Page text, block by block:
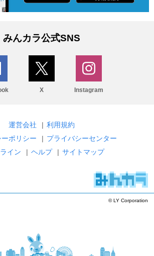
みんカラ公式SNS
X Instagram
運営会社 | 利用規約
ポリシー
| プライバシーセンター
イン
| ヘルプ | サイトマップ
© LY Corporation